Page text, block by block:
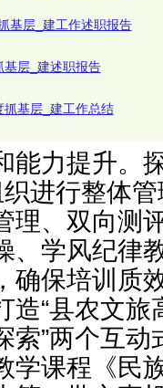
基层_建工作述职报告
层_建述职报告
基层_建工作总结
能力提升。
进行整体
理、双向测
、学风纪律
确保培训质
“县农文旅
索”两个互
学课程《民